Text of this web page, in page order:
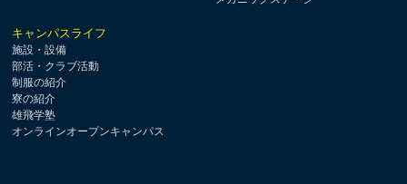
キャンパスライフ
施設・設備
部活・クラブ活動
制服の紹介
寮の紹介
雄飛学塾
オンラインオープンキャンパス